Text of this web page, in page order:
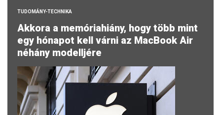
TUDOMÁNY-TECHNIKA
Akkora a memóriahiány, hogy több mint
egy hónapot kell várni az MacBook Air
néhány modelljére